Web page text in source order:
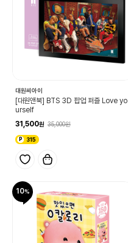
대원씨아이
[대원앤북] BTS 3D 팝업 퍼즐 Love yo
urself
31,500
35,000
315
10